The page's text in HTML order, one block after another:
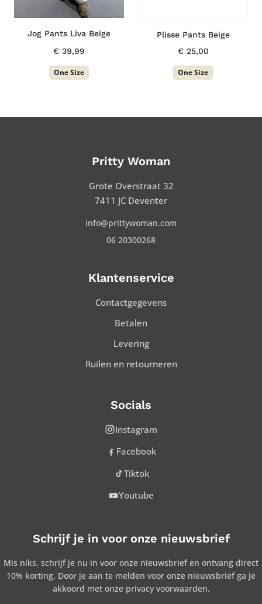
Jog Pants Liva Beige
€ 39,99
One Size
Plisse Pants Beige
€ 25,00
One Size
Pritty Woman
Grote Overstraat 32
7411 JC Deventer
info@prittywoman.com
06 20300268
Klantenservice
Contactgegevens
Betalen
Levering
Ruilen en retourneren
Socials
Instagram
Facebook
Tiktok
Youtube
Schrijf je in voor onze nieuwsbrief
Mis niks, schrijf je nu in voor onze nieuwsbrief en ontvang direct
10% korting. Door je aan te melden voor onze nieuwsbrief ga je
akkoord met onze privacy voorwaarden.